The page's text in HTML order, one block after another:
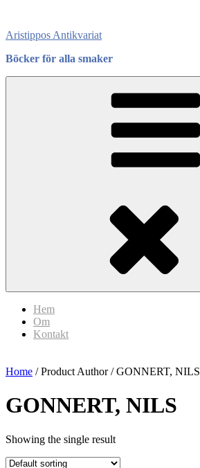
content
Aristippos Antikvariat
Böcker för alla smaker
Hem
Om
Kontakt
Home / Product Author / GONNERT, NILS
GONNERT, NILS
Showing the single result